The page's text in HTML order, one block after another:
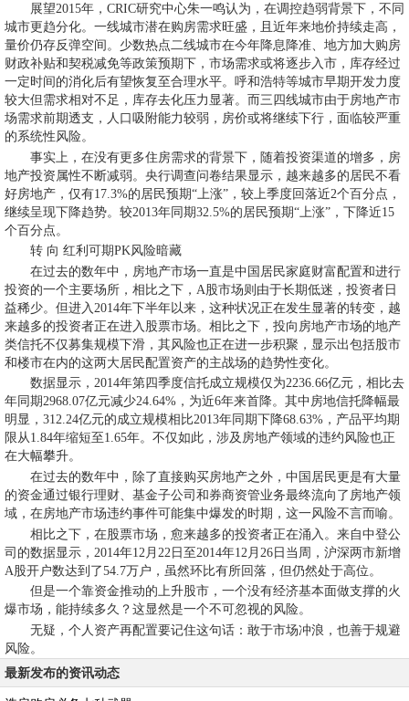
展望2015年，CRIC研究中心朱一鸣认为，在调控趋弱背景下，不同
城市更趋分化。一线城市潜在购房需求旺盛，且近年来地价持续走高，
量价仍存反弹空间。少数热点二线城市在今年降息降准、地方加大购房
财政补贴和契税减免等政策预期下，市场需求或将逐步入市，库存经过
一定时间的消化后有望恢复至合理水平。呼和浩特等城市早期开发力度
较大但需求相对不足，库存去化压力显著。而三四线城市由于房地产市
场需求前期透支，人口吸附能力较弱，房价或将继续下行，面临较严重
的系统性风险。
事实上，在没有更多住房需求的背景下，随着投资渠道的增多，房
地产投资属性不断减弱。央行调查问卷结果显示，越来越多的居民不看
好房地产，仅有17.3%的居民预期“上涨”，较上季度回落近2个百分点，
继续呈现下降趋势。较2013年同期32.5%的居民预期“上涨”，下降近15
个百分点。
转 向 红利可期PK风险暗藏
在过去的数年中，房地产市场一直是中国居民家庭财富配置和进行
投资的一个主要场所，相比之下，A股市场则由于长期低迷，投资者日
益稀少。但进入2014年下半年以来，这种状况正在发生显著的转变，越
来越多的投资者正在进入股票市场。相比之下，投向房地产市场的地产
类信托不仅募集规模下滑，其风险也正在进一步积聚，显示出包括股市
和楼市在内的这两大居民配置资产的主战场的趋势性变化。
数据显示，2014年第四季度信托成立规模仅为2236.66亿元，相比去
年同期2968.07亿元减少24.64%，为近6年来首降。其中房地信托降幅最
明显，312.24亿元的成立规模相比2013年同期下降68.63%，产品平均期
限从1.84年缩短至1.65年。不仅如此，涉及房地产领域的违约风险也正
在大幅攀升。
在过去的数年中，除了直接购买房地产之外，中国居民更是有大量
的资金通过银行理财、基金子公司和券商资管业务最终流向了房地产领
域，在房地产市场违约事件可能集中爆发的时期，这一风险不言而喻。
相比之下，在股票市场，愈来越多的投资者正在涌入。来自中登公
司的数据显示，2014年12月22日至2014年12月26日当周，沪深两市新增
A股开户数达到了54.7万户，虽然环比有所回落，但仍然处于高位。
但是一个靠资金推动的上升股市，一个没有经济基本面做支撑的火
爆市场，能持续多久？这显然是一个不可忽视的风险。
无疑，个人资产再配置要记住这句话：敢于市场冲浪，也善于规避
风险。
最新发布的资讯动态